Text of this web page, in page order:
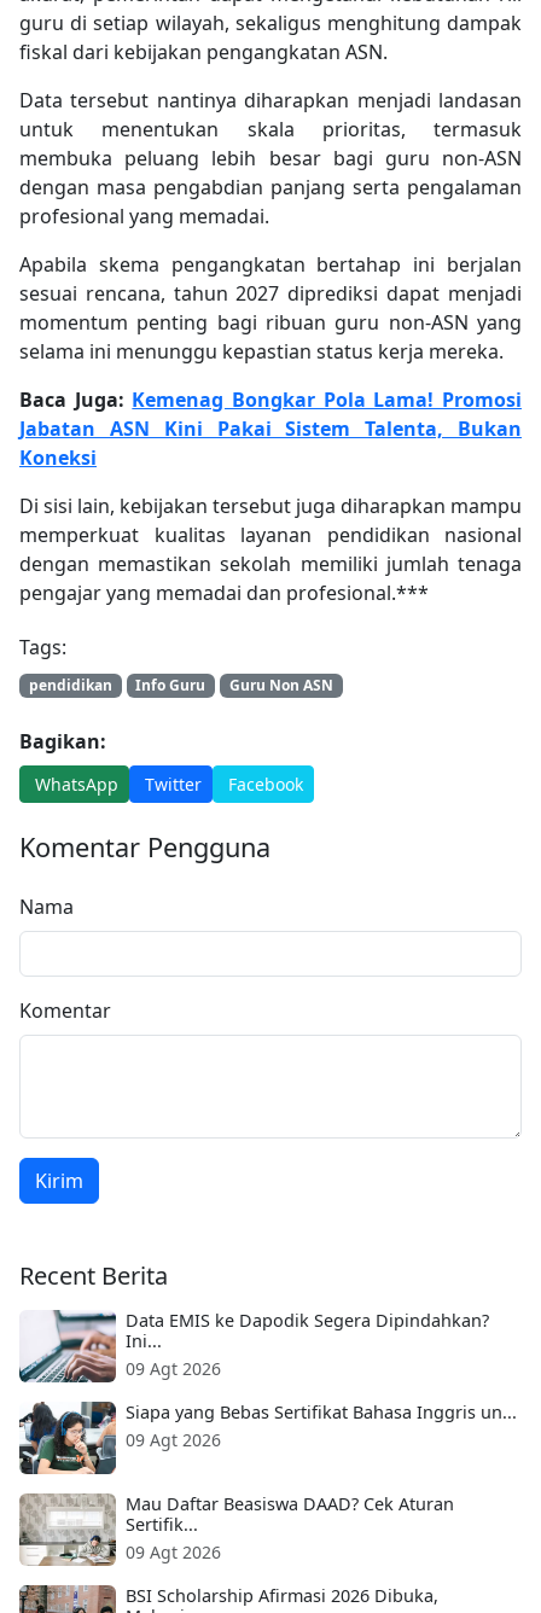
guru di setiap wilayah, sekaligus menghitung dampak
fiskal dari kebijakan pengangkatan ASN.
Data tersebut nantinya diharapkan menjadi landasan
untuk menentukan skala prioritas, termasuk
membuka peluang lebih besar bagi guru non-ASN
dengan masa pengabdian panjang serta pengalaman
profesional yang memadai.
Apabila skema pengangkatan bertahap ini berjalan
sesuai rencana, tahun 2027 diprediksi dapat menjadi
momentum penting bagi ribuan guru non-ASN yang
selama ini menunggu kepastian status kerja mereka.
Baca Juga: Kemenag Bongkar Pola Lama! Promosi
Jabatan ASN Kini Pakai Sistem Talenta, Bukan
Koneksi
Di sisi lain, kebijakan tersebut juga diharapkan mampu
memperkuat kualitas layanan pendidikan nasional
dengan memastikan sekolah memiliki jumlah tenaga
pengajar yang memadai dan profesional.***
Tags:
pendidikan Info Guru Guru Non ASN
Bagikan:
WhatsApp Twitter Facebook
Komentar Pengguna
Nama
Komentar
Kirim
Recent Berita
Data EMIS ke Dapodik Segera Dipindahkan?
Ini...
09 Agt 2026
Siapa yang Bebas Sertifikat Bahasa Inggris un...
09 Agt 2026
Mau Daftar Beasiswa DAAD? Cek Aturan
Sertifik...
09 Agt 2026
BSI Scholarship Afirmasi 2026 Dibuka,